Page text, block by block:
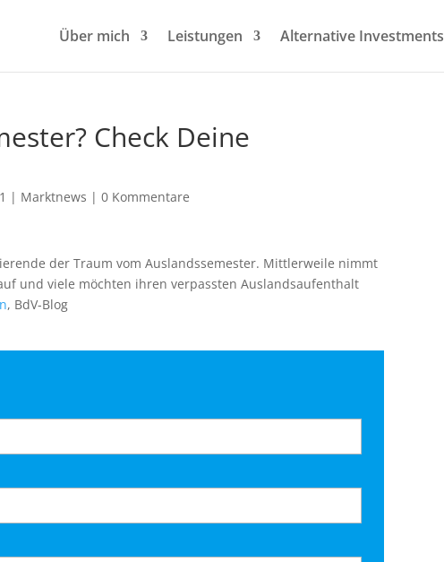
Über mich Leistungen Alternative Investments
Check Deine
| Marktnews |0 Kommentare
der Traum vom Auslandssemester. Mittlerweile nimmt
und viele möchten ihren verpassten Auslandsaufenthalt
, BdV-Blog